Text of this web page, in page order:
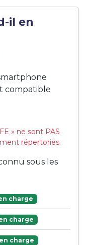
il en
compatible
» ne sont PAS
répertoriés.
sous les
charge
charge
charge